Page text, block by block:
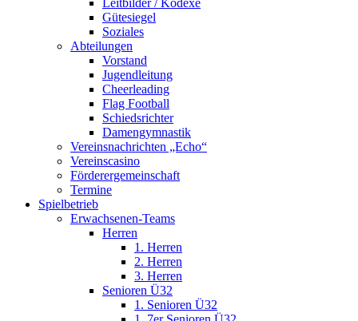
Leitbilder / Kodexe
Gütesiegel
Soziales
Abteilungen
Vorstand
Jugendleitung
Cheerleading
Flag Football
Schiedsrichter
Damengymnastik
Vereinsnachrichten „Echo“
Vereinscasino
Förderergemeinschaft
Termine
Spielbetrieb
Erwachsenen-Teams
Herren
1. Herren
2. Herren
3. Herren
Senioren Ü32
1. Senioren Ü32